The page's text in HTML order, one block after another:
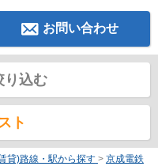
お問い合わせ
り込む
ト
貸)路線・駅から探す > 京成電鉄